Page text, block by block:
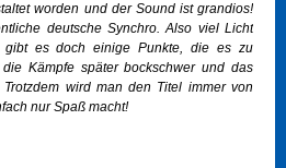
worden und der Sound ist grandios!
deutsche Synchro. Also viel Licht
gibt es doch einige Punkte, die es zu
Kämpfe später bockschwer und das
wird man den Titel immer von
nur Spaß macht!